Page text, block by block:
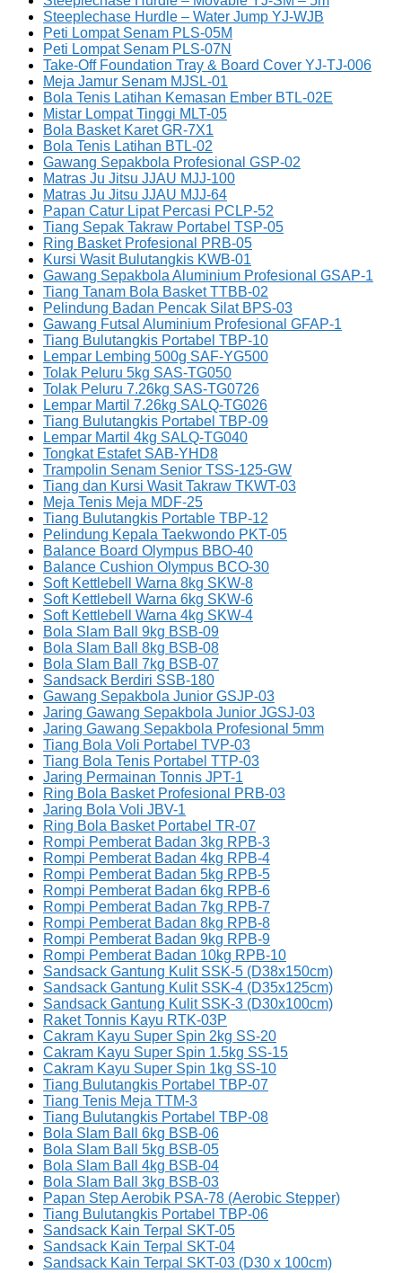
Steeplechase Hurdle – Water Jump YJ-WJB
Peti Lompat Senam PLS-05M
Peti Lompat Senam PLS-07N
Take-Off Foundation Tray & Board Cover YJ-TJ-006
Meja Jamur Senam MJSL-01
Bola Tenis Latihan Kemasan Ember BTL-02E
Mistar Lompat Tinggi MLT-05
Bola Basket Karet GR-7X1
Bola Tenis Latihan BTL-02
Gawang Sepakbola Profesional GSP-02
Matras Ju Jitsu JJAU MJJ-100
Matras Ju Jitsu JJAU MJJ-64
Papan Catur Lipat Percasi PCLP-52
Tiang Sepak Takraw Portabel TSP-05
Ring Basket Profesional PRB-05
Kursi Wasit Bulutangkis KWB-01
Gawang Sepakbola Aluminium Profesional GSAP-1
Tiang Tanam Bola Basket TTBB-02
Pelindung Badan Pencak Silat BPS-03
Gawang Futsal Aluminium Profesional GFAP-1
Tiang Bulutangkis Portabel TBP-10
Lempar Lembing 500g SAF-YG500
Tolak Peluru 5kg SAS-TG050
Tolak Peluru 7.26kg SAS-TG0726
Lempar Martil 7.26kg SALQ-TG026
Tiang Bulutangkis Portabel TBP-09
Lempar Martil 4kg SALQ-TG040
Tongkat Estafet SAB-YHD8
Trampolin Senam Senior TSS-125-GW
Tiang dan Kursi Wasit Takraw TKWT-03
Meja Tenis Meja MDF-25
Tiang Bulutangkis Portable TBP-12
Pelindung Kepala Taekwondo PKT-05
Balance Board Olympus BBO-40
Balance Cushion Olympus BCO-30
Soft Kettlebell Warna 8kg SKW-8
Soft Kettlebell Warna 6kg SKW-6
Soft Kettlebell Warna 4kg SKW-4
Bola Slam Ball 9kg BSB-09
Bola Slam Ball 8kg BSB-08
Bola Slam Ball 7kg BSB-07
Sandsack Berdiri SSB-180
Gawang Sepakbola Junior GSJP-03
Jaring Gawang Sepakbola Junior JGSJ-03
Jaring Gawang Sepakbola Profesional 5mm
Tiang Bola Voli Portabel TVP-03
Tiang Bola Tenis Portabel TTP-03
Jaring Permainan Tonnis JPT-1
Ring Bola Basket Profesional PRB-03
Jaring Bola Voli JBV-1
Ring Bola Basket Portabel TR-07
Rompi Pemberat Badan 3kg RPB-3
Rompi Pemberat Badan 4kg RPB-4
Rompi Pemberat Badan 5kg RPB-5
Rompi Pemberat Badan 6kg RPB-6
Rompi Pemberat Badan 7kg RPB-7
Rompi Pemberat Badan 8kg RPB-8
Rompi Pemberat Badan 9kg RPB-9
Rompi Pemberat Badan 10kg RPB-10
Sandsack Gantung Kulit SSK-5 (D38x150cm)
Sandsack Gantung Kulit SSK-4 (D35x125cm)
Sandsack Gantung Kulit SSK-3 (D30x100cm)
Raket Tonnis Kayu RTK-03P
Cakram Kayu Super Spin 2kg SS-20
Cakram Kayu Super Spin 1.5kg SS-15
Cakram Kayu Super Spin 1kg SS-10
Tiang Bulutangkis Portabel TBP-07
Tiang Tenis Meja TTM-3
Tiang Bulutangkis Portabel TBP-08
Bola Slam Ball 6kg BSB-06
Bola Slam Ball 5kg BSB-05
Bola Slam Ball 4kg BSB-04
Bola Slam Ball 3kg BSB-03
Papan Step Aerobik PSA-78 (Aerobic Stepper)
Tiang Bulutangkis Portabel TBP-06
Sandsack Kain Terpal SKT-05
Sandsack Kain Terpal SKT-04
Sandsack Kain Terpal SKT-03 (D30 x 100cm)